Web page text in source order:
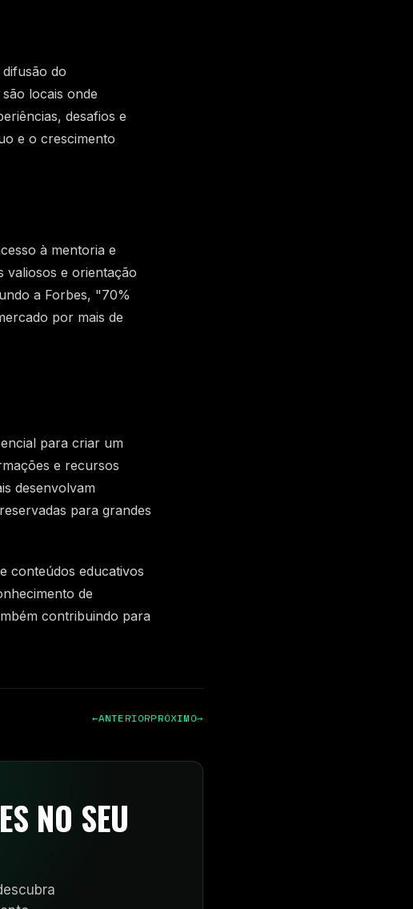
do
locais onde
desafios e
e o crescimento
à mentoria e
valiosos e orientação
a Forbes, "70%
por mais de
para criar um
e recursos
desenvolvam
para grandes
conteúdos educativos
de
contribuindo para
←ANTERIORPRÓXIMO→
NO SEU